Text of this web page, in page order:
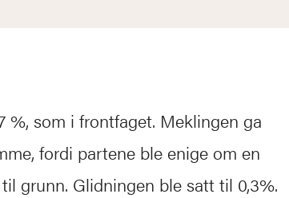
%, som i frontfaget. Meklingen ga
fordi partene ble enige om en
grunn. Glidningen ble satt til 0,3%.